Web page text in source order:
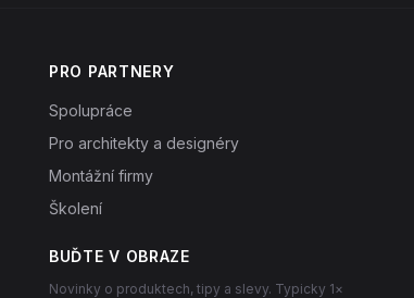
PRO PARTNERY
Spolupráce
Pro architekty a designéry
Montážní firmy
Školení
BUĎTE V OBRAZE
Novinky o produktech, tipy a slevy. Typicky 1×